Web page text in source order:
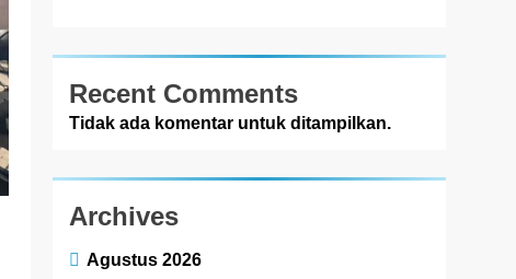
Recent Comments
Tidak ada komentar untuk ditampilkan.
Archives
Agustus 2026